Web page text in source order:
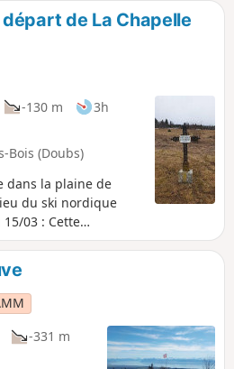
de La Chapelle
-130 m
3h
Bois (Doubs)
dans la plaine de
du ski nordique
03 : Cette
pistes de ski
en hiver, par respect
le travail des
ne pas marcher
-331 m